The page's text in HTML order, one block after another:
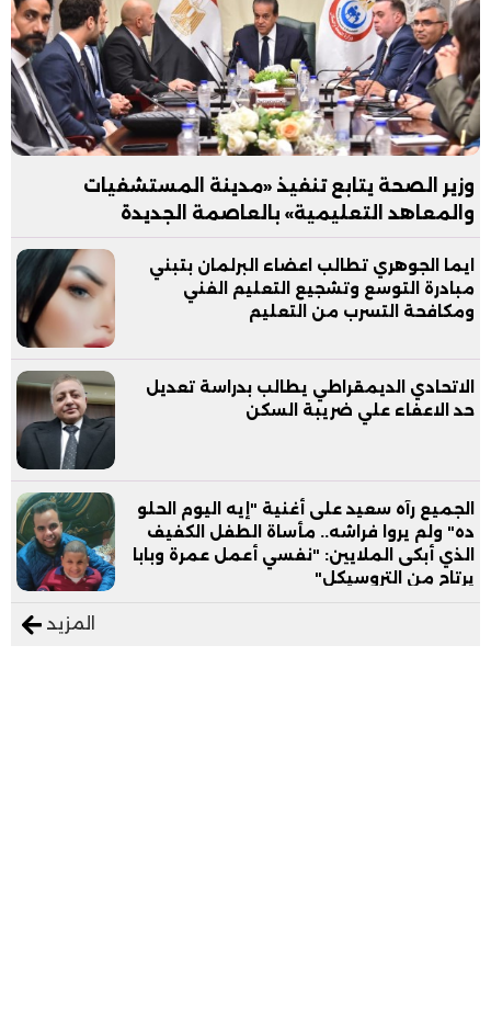
وزير الصحة يتابع تنفيذ «مدينة المستشفيات
والمعاهد التعليمية» بالعاصمة الجديدة
ايما الجوهري تطالب اعضاء البرلمان بتبني
مبادرة التوسع وتشجيع التعليم الفني
ومكافحة التسرب من التعليم
الاتحادي الديمقراطي يطالب بدراسة تعديل
حد الاعفاء علي ضريبة السكن
الجميع رآه سعيد على أغنية "إيه اليوم الحلو
ده" ولم يروا فراشه.. مأساة الطفل الكفيف
الذي أبكى الملايين: "نفسي أعمل عمرة وبابا
يرتاح من التروسيكل"
المزيد